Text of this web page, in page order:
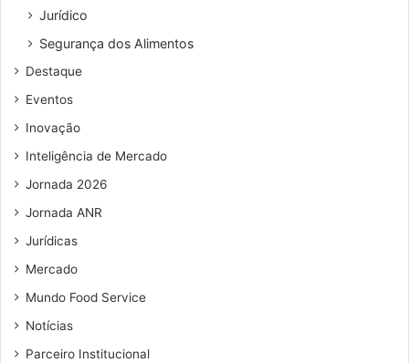
e
e
a
i
Jurídico
Segurança dos Alimentos
Destaque
Eventos
Inovação
Inteligência de Mercado
Jornada 2026
Jornada ANR
Jurídicas
Mercado
Mundo Food Service
Notícias
Parceiro Institucional